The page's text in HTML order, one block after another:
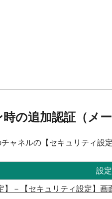
の追加認証（メ
チャネルの【セキュリティ
設
】－【セキュリティ設定】画